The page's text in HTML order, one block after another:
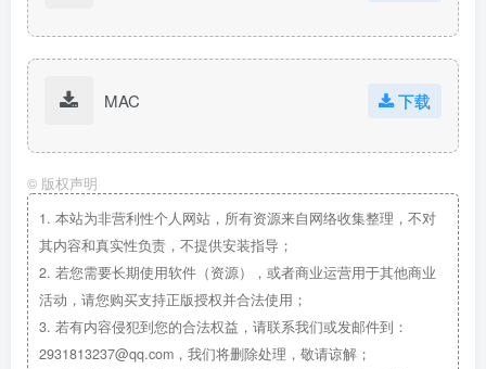
MAC 下载
© 版权声明
1. 本站为非营利性个人网站，所有资源来自网络收集整理，不对
其内容和真实性负责，不提供安装指导；
2. 若您需要长期使用软件（资源），或者商业运营用于其他商业
活动，请您购买支持正版授权并合法使用；
3. 若有内容侵犯到您的合法权益，请联系我们或发邮件到：
2931813237@qq.com，我们将删除处理，敬请谅解；